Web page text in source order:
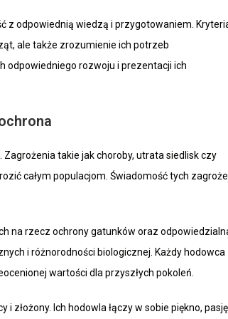
z odpowiednią wiedzą i przygotowaniem.
ale także zrozumienie ich potrzeb
odpowiedniego rozwoju i prezentacji ich
takie jak choroby, utrata siedlisk czy
całym populacjom. Świadomość tych
na rzecz ochrony gatunków oraz
i różnorodności biologicznej. Każdy hodowca
wartości dla przyszłych pokoleń.
i złożony. Ich hodowla łączy w sobie piękno, pasję